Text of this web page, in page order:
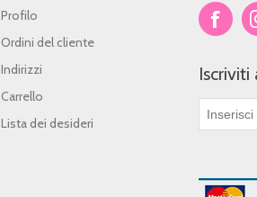
Profilo
Ordini del cliente
Indirizzi
Carrello
Lista dei desideri